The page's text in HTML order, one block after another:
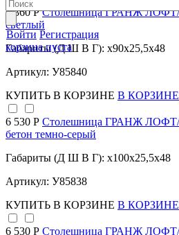
Войти Регистрация
корзина пуста
6 360 РСтолешница ГРАНЖ ЛОФТ/
светлый
Габариты (Д Ш В Г): x90x25,5x48
Артикул: У85840
КУПИТЬ В КОРЗИНЕ В КОРЗИНЕ
6 530 Р Столешница ГРАНЖ ЛОФТ/
бетон темно-серый
Габариты (Д Ш В Г): x100x25,5x48
Артикул: У85838
КУПИТЬ В КОРЗИНЕ В КОРЗИНЕ
6 530 Р Столешница ГРАНЖ ЛОФТ/